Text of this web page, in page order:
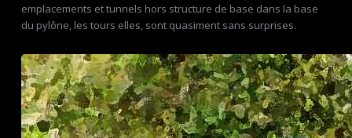
emplacements et tunnels hors structure de base dans la base
du pylône, les tours elles, sont quasiment sans surprises.